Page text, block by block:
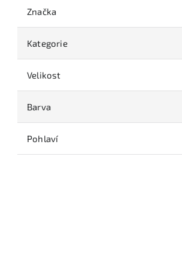
Značka
Kategorie
Velikost
Barva
Pohlaví